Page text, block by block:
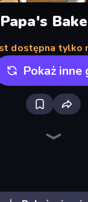
Papa's
dostępna tylko
Pokaż inne